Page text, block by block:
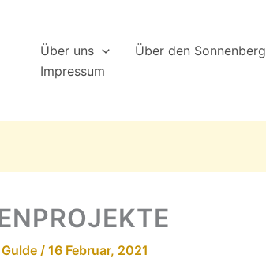
Über uns Über den Sonnenberg
Impressum
/ 16 Februar, 2021